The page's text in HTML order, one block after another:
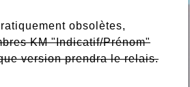
obsolètes,
KM "Indicatif/Prénom"
version prendra le relais.